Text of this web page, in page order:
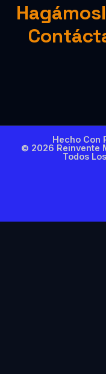
Hecho Con
© 2026 Reinvente
Todos